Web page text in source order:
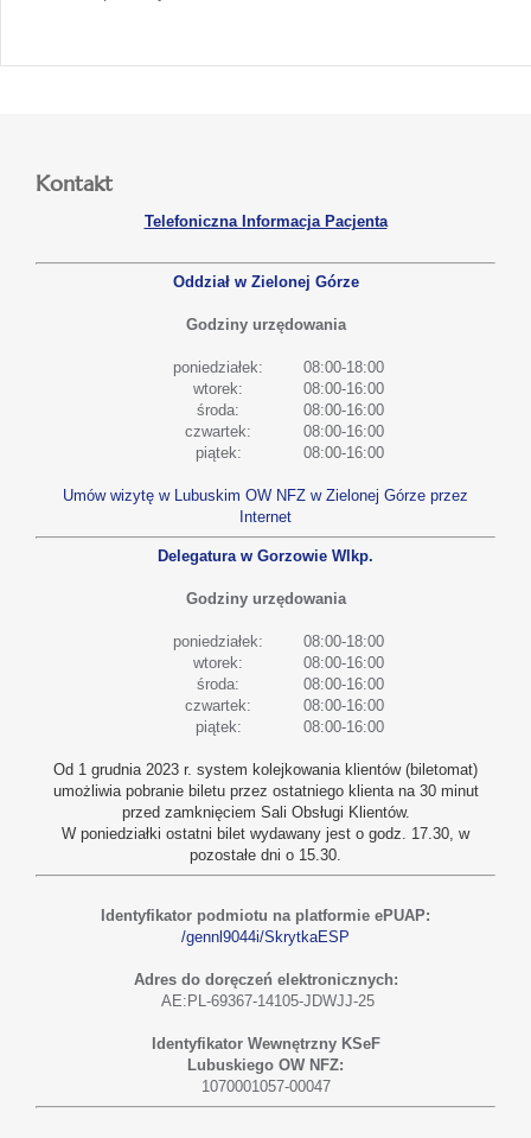
Kontakt
Telefoniczna Informacja Pacjenta
Oddział w Zielonej Górze
Godziny urzędowania
poniedziałek:
08:00-18:00
wtorek:
08:00-16:00
środa:
08:00-16:00
czwartek:
08:00-16:00
piątek:
08:00-16:00
Umów wizytę w Lubuskim OW NFZ w Zielonej Górze przez
Internet
Delegatura w Gorzowie Wlkp.
Godziny urzędowania
poniedziałek:
08:00-18:00
wtorek:
08:00-16:00
środa:
08:00-16:00
czwartek:
08:00-16:00
piątek:
08:00-16:00
Od 1 grudnia 2023 r. system kolejkowania klientów (biletomat)
umożliwia pobranie biletu przez ostatniego klienta na 30 minut
przed zamknięciem Sali Obsługi Klientów.
W poniedziałki ostatni bilet wydawany jest o godz. 17.30, w
pozostałe dni o 15.30.
Identyfikator podmiotu na platformie ePUAP:
/gennl9044i/SkrytkaESP
Adres do doręczeń elektronicznych:
AE:PL-69367-14105-JDWJJ-25
Identyfikator Wewnętrzny KSeF
Lubuskiego OW NFZ:
1070001057-00047